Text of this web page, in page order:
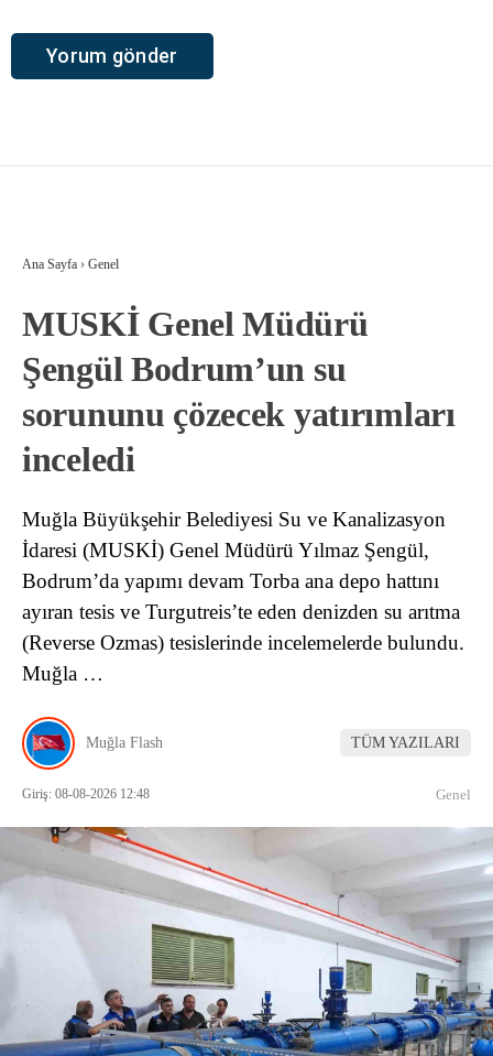
Ana Sayfa › Genel
MUSKİ Genel Müdürü
Şengül Bodrum’un su
sorununu çözecek yatırımları
inceledi
Muğla Büyükşehir Belediyesi Su ve Kanalizasyon
İdaresi (MUSKİ) Genel Müdürü Yılmaz Şengül,
Bodrum’da yapımı devam Torba ana depo hattını
ayıran tesis ve Turgutreis’te eden denizden su arıtma
(Reverse Ozmas) tesislerinde incelemelerde bulundu.
Muğla …
Muğla Flash TÜM YAZILARI
Giriş: 08-08-2026 12:48 Genel